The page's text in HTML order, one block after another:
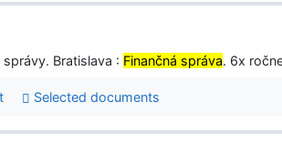
Bratislava : Finančná správa. 6x
Selected documents